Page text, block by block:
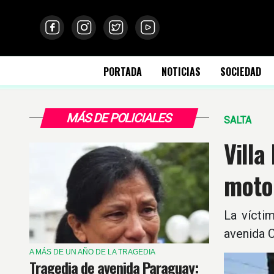
PORTADA NOTICIAS SOCIEDAD
MÁS DE POLICIALES
A MÁS DE UN AÑO DE LA TRAGEDIA
Tragedia de avenida Paraguay:
SALTA
Villa
La
avenida